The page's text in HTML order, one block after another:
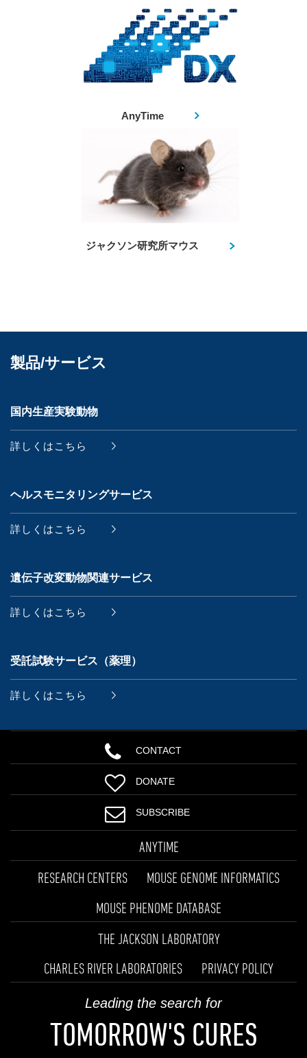
AnyTime
ジャクソン研究所マウス
製品/サービス
国内生産実験動物
詳しくはこちら
ヘルスモニタリングサービス
詳しくはこちら
遺伝子改変動物関連サービス
詳しくはこちら
受託試験サービス（薬理）
詳しくはこちら
CONTACT
DONATE
SUBSCRIBE
ANYTIME
RESEARCH CENTERS
MOUSE GENOME INFORMATICS
MOUSE PHENOME DATABASE
THE JACKSON LABORATORY
CHARLES RIVER LABORATORIES
PRIVACY POLICY
Leading the search for
TOMORROW'S CURES